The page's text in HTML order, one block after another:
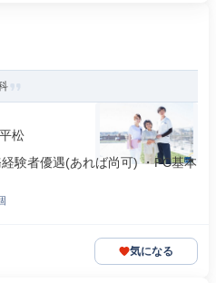
松
験者優遇(あれば尚可) ・PC基本
気になる